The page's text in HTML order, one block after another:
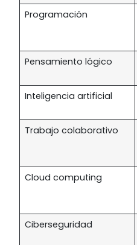
Programación
Pensamiento lógico
Inteligencia artificial
Trabajo colaborativo
Cloud computing
Ciberseguridad